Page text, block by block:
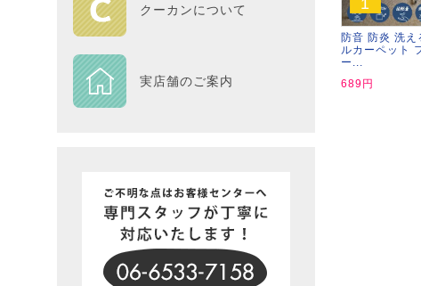
HOME
DESIGN
クーカンについて
実店舗のご案内
防音 防炎 洗え
ルカーペット
ー...
689円